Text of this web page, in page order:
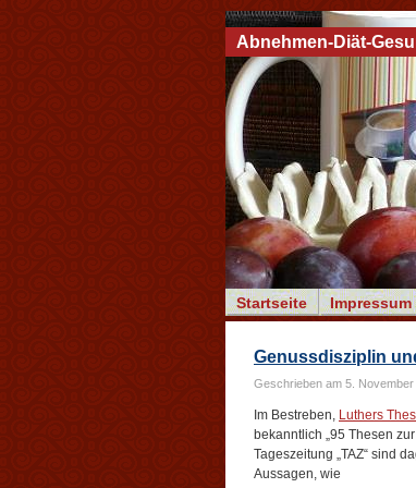
Startseite Impressum
Abnehmen-Diät-
Genussdisziplin
Geschrieben am 5.
Im Bestreben, Luthers
bekanntlich „95 Thesen
Tageszeitung „TAZ“ sind
Aussagen, wie